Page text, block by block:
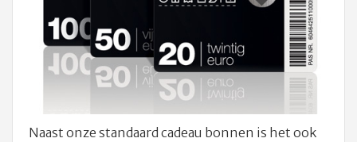
Naast onze standaard cadeau bonnen is het ook